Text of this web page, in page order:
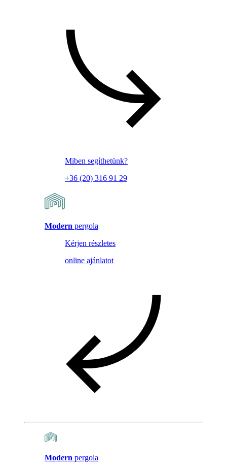
Miben segíthetünk?
+36 (20) 316 91 29
Modern pergola
Kérjen részletes
online ajánlatot
Modern pergola